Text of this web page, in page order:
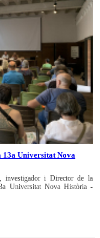
13a Universitat Nova
investigador i Director de la
Universitat Nova Història -